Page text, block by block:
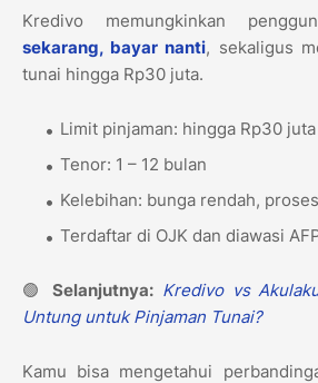
Kredivo memungkinkan
sekarang, bayar nanti, sekaligus
tunai hingga Rp30 juta.
Limit pinjaman: hingga Rp30 juta
Tenor: 1 – 12 bulan
Kelebihan: bunga rendah,
Terdaftar di OJK dan diawasi
🟢 Selanjutnya: Kredivo vs
Untung untuk Pinjaman Tunai?
Kamu bisa mengetahui